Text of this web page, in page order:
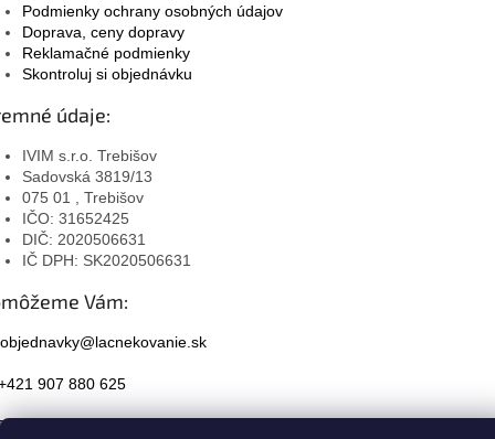
Podmienky ochrany osobných údajov
Doprava, ceny dopravy
Reklamačné podmienky
Skontroluj si objednávku
údaje:
IVIM s.r.o. Trebišov
Sadovská 3819/13
075 01 , Trebišov
IČO: 31652425
DIČ: 2020506631
IČ DPH: SK2020506631
Vám:
objednavky@lacnekovanie.sk
907 880 625